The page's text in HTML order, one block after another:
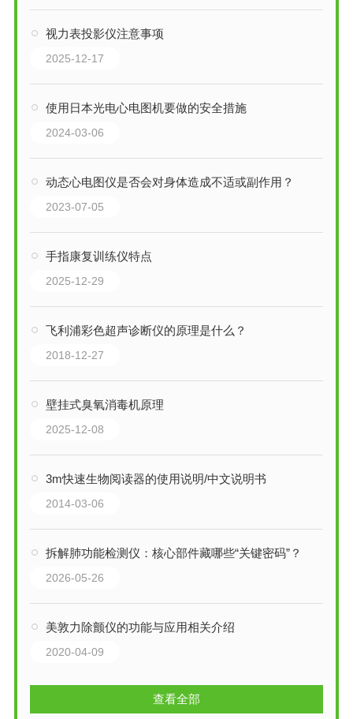
视力表投影仪注意事项
2025-12-17
使用日本光电心电图机要做的安全措施
2024-03-06
动态心电图仪是否会对身体造成不适或副作用？
2023-07-05
手指康复训练仪特点
2025-12-29
飞利浦彩色超声诊断仪的原理是什么？
2018-12-27
壁挂式臭氧消毒机原理
2025-12-08
3m快速生物阅读器的使用说明/中文说明书
2014-03-06
拆解肺功能检测仪：核心部件藏哪些“关键密码”？
2026-05-26
美敦力除颤仪的功能与应用相关介绍
2020-04-09
查看全部